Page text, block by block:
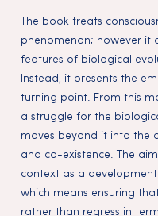
The book treats
phenomenon; however
features of biological
Instead, it presents the
turning point. From this
a struggle for the
moves beyond it into the
and co-existence. The
context as a
which means ensuring
rather than regress in